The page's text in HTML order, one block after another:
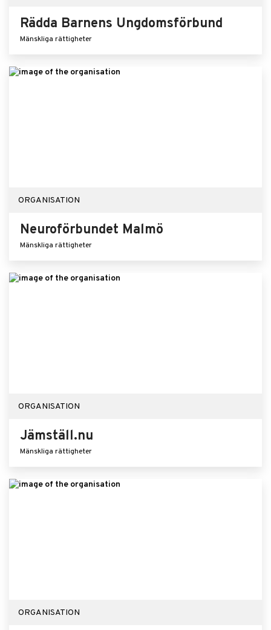
Rädda Barnens Ungdomsförbund
Mänskliga rättigheter
ORGANISATION
Neuroförbundet Malmö
Mänskliga rättigheter
ORGANISATION
Jämställ.nu
Mänskliga rättigheter
ORGANISATION